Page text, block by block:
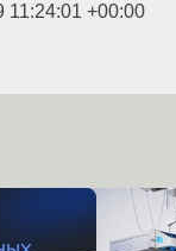
11:24:01 +00:00